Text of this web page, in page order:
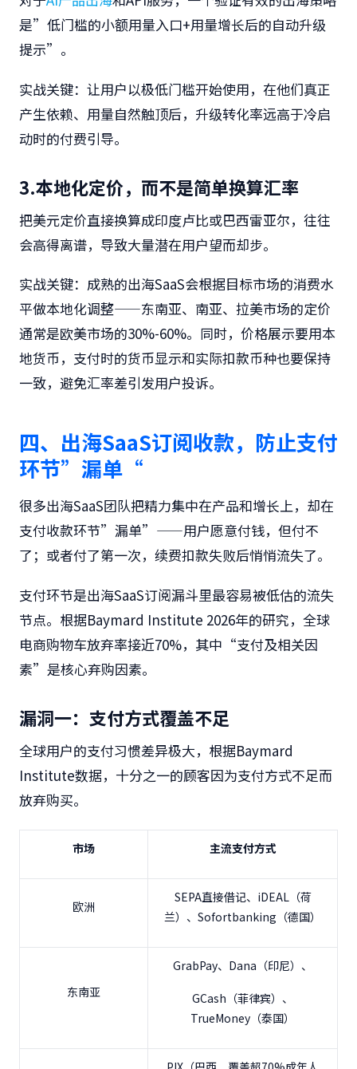
是”低门槛的小额用量入口+用量增长后的自动升级
提示”。
实战关键：让用户以极低门槛开始使用，在他们真正
产生依赖、用量自然触顶后，升级转化率远高于冷启
动时的付费引导。
3.本地化定价，而不是简单换算汇率
把美元定价直接换算成印度卢比或巴西雷亚尔，往往
会高得离谱，导致大量潜在用户望而却步。
实战关键：成熟的出海SaaS会根据目标市场的消费水
平做本地化调整——东南亚、南亚、拉美市场的定价
通常是欧美市场的30%-60%。同时，价格展示要用本
地货币，支付时的货币显示和实际扣款币种也要保持
一致，避免汇率差引发用户投诉。
四、出海SaaS订阅收款，防止支付
环节”漏单“
很多出海SaaS团队把精力集中在产品和增长上，却在
支付收款环节”漏单”——用户愿意付钱，但付不
了；或者付了第一次，续费扣款失败后悄悄流失了。
支付环节是出海SaaS订阅漏斗里最容易被低估的流失
节点。根据Baymard Institute 2026年的研究，全球
电商购物车放弃率接近70%，其中“支付及相关因
素”是核心弃购因素。
漏洞一：支付方式覆盖不足
全球用户的支付习惯差异极大，根据Baymard
Institute数据，十分之一的顾客因为支付方式不足而
放弃购买。
市场 主流支付方式
欧洲
SEPA直接借记、iDEAL（荷
兰）、Sofortbanking（德国）
东南亚
GrabPay、Dana（印尼）、
GCash（菲律宾）、
TrueMoney（泰国）